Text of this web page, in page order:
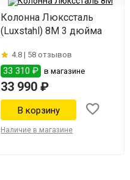
Колонна Люкссталь
(Luxstahl) 8М 3 дюйма
4.8 | 58 отзывов
33 310 ₽ в магазине
33 990 ₽
Наличие в магазине